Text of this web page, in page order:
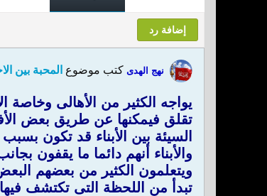
إضافة رد
نهج الهدى كتب موضوع المحبة بين
يواجه الكثير من الأهالى
تقلق فيمكنها عن طريق بعض
السيئة بين الأبناء قد تكون
والأبناء أنهم دائما ما يقفون
ويتعلمون الكثير من بعضهم
تبدأ من اللحظة التى تكتشف